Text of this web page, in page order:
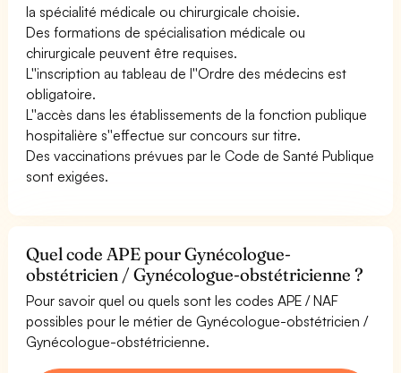
la spécialité médicale ou chirurgicale choisie.
Des formations de spécialisation médicale ou
chirurgicale peuvent être requises.
L''inscription au tableau de l''Ordre des médecins est
obligatoire.
L''accès dans les établissements de la fonction publique
hospitalière s''effectue sur concours sur titre.
Des vaccinations prévues par le Code de Santé Publique
sont exigées.
Quel code APE pour Gynécologue-
obstétricien / Gynécologue-obstétricienne ?
Pour savoir quel ou quels sont les codes APE / NAF
possibles pour le métier de Gynécologue-obstétricien /
Gynécologue-obstétricienne.